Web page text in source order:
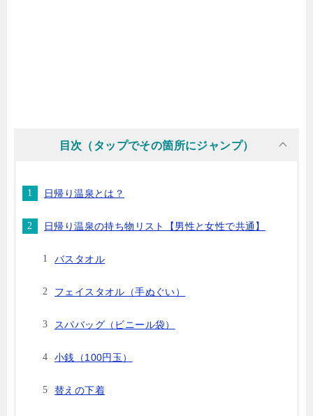
目次（タップでその箇所にジャンプ）
日帰り温泉とは？
日帰り温泉の持ち物リスト【男性と女性で共通】
バスタオル
フェイスタオル（手ぬぐい）
スパバッグ（ビニール袋）
小銭（100円玉）
替えの下着